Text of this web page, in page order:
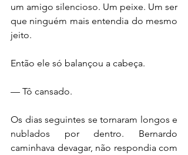
um amigo silencioso. Um peixe. Um ser
que ninguém mais entendia do mesmo
jeito.
Então ele só balançou a cabeça.
— Tô cansado.
Os dias seguintes se tornaram longos e
nublados por dentro. Bernardo
caminhava devagar, não respondia com